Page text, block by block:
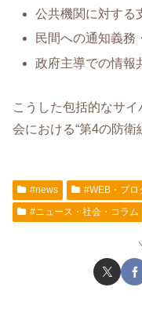
公共機関に対する
民間への通知義務
政府主導での情報
こうした包括的なサ
会における“第4の防衛
#news
#WEB・プロ
#ニュース・社会・コラム